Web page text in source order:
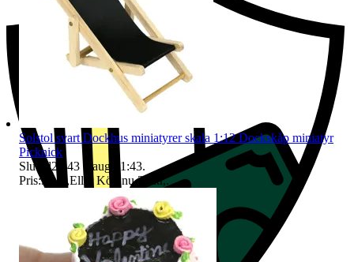
Solstol svart Dockhus miniatyrer skala 1:12 Dockskåp miniatyr
Picknick
Sluttid21:43 6 aug 21:43.
Pris:33 kr ,Eller Köp nu 38 kr,.